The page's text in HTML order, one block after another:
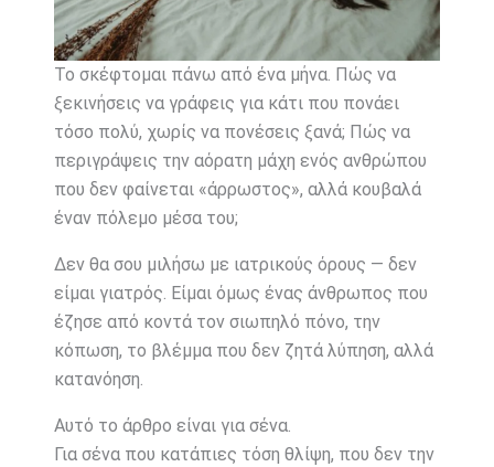
Το σκέφτομαι πάνω από ένα μήνα. Πώς να
ξεκινήσεις να γράφεις για κάτι που πονάει
τόσο πολύ, χωρίς να πονέσεις ξανά; Πώς να
περιγράψεις την αόρατη μάχη ενός ανθρώπου
που δεν φαίνεται «άρρωστος», αλλά κουβαλά
έναν πόλεμο μέσα του;
Δεν θα σου μιλήσω με ιατρικούς όρους — δεν
είμαι γιατρός. Είμαι όμως ένας άνθρωπος που
έζησε από κοντά τον σιωπηλό πόνο, την
κόπωση, το βλέμμα που δεν ζητά λύπηση, αλλά
κατανόηση.
Αυτό το άρθρο είναι για σένα.
Για σένα που κατάπιες τόση θλίψη, που δεν την